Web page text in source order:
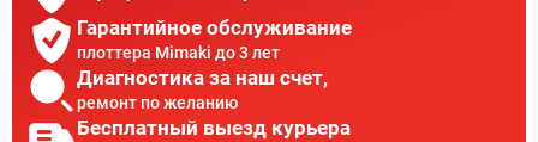
Гарантийное обслуживание
плоттера Mimaki до 3 лет
Диагностика за наш счет,
ремонт по желанию
Бесплатный выезд курьера